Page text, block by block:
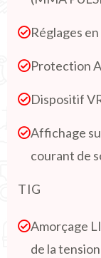
Réglages
Protection
Dispositif
Affichage
courant de
TIG
Amorçage
de la